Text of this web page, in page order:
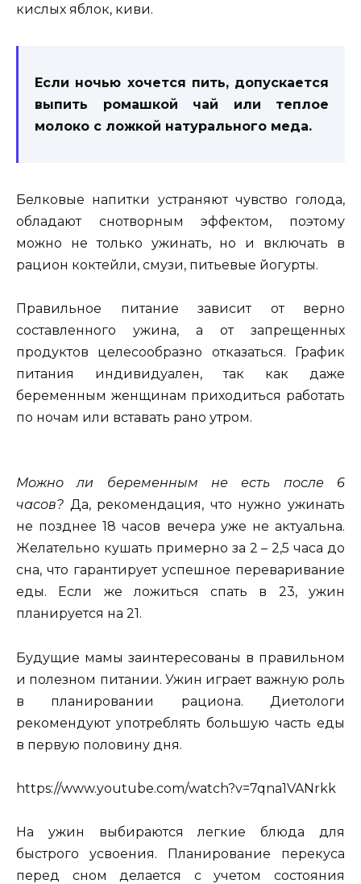
кислых яблок, киви.
Если ночью хочется пить, допускается
выпить ромашкой чай или теплое
молоко с ложкой натурального меда.
Белковые напитки устраняют чувство голода,
обладают снотворным эффектом, поэтому
можно не только ужинать, но и включать в
рацион коктейли, смузи, питьевые йогурты.
Правильное питание зависит от верно
составленного ужина, а от запрещенных
продуктов целесообразно отказаться. График
питания индивидуален, так как даже
беременным женщинам приходиться работать
по ночам или вставать рано утром.
Можно ли беременным не есть после 6
часов? Да, рекомендация, что нужно ужинать
не позднее 18 часов вечера уже не актуальна.
Желательно кушать примерно за 2 – 2,5 часа до
сна, что гарантирует успешное переваривание
еды. Если же ложиться спать в 23, ужин
планируется на 21.
Будущие мамы заинтересованы в правильном
и полезном питании. Ужин играет важную роль
в планировании рациона. Диетологи
рекомендуют употреблять большую часть еды
в первую половину дня.
https://www.youtube.com/watch?v=7qna1VANrkk
На ужин выбираются легкие блюда для
быстрого усвоения. Планирование перекуса
перед сном делается с учетом состояния